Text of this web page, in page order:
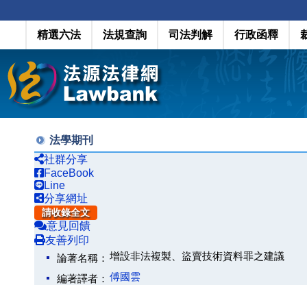
精選六法 法規查詢 司法判解 行政函釋
法學期刊
社群分享
FaceBook
Line
分享網址
請收錄全文
意見回饋
友善列印
論著名稱： 增設非法複製、盜賣技術資料罪之建議
編著譯者： 傅國雲